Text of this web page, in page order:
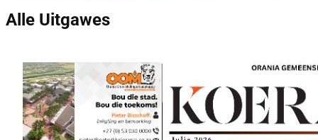
Alle Uitgawes